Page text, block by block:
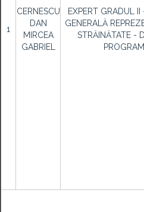
1
CERNESCU
DAN
MIRCEA
GABRIEL
EXPERT GRADUL II
GENERALĂ
STRĂINĂTATE -